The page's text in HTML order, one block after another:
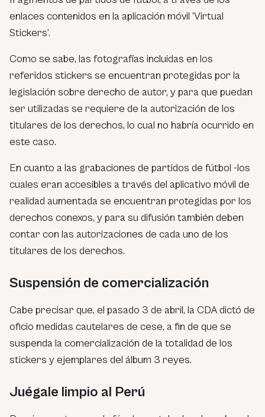
enlaces contenidos en la aplicación móvil ‘Virtual
Stickers’.
Como se sabe, las fotografías incluidas en los
referidos stickers se encuentran protegidas por la
legislación sobre derecho de autor, y para que puedan
ser utilizadas se requiere de la autorización de los
titulares de los derechos, lo cual no habría ocurrido en
este caso.
En cuanto a las grabaciones de partidos de fútbol -los
cuales eran accesibles a través del aplicativo móvil de
realidad aumentada se encuentran protegidas por los
derechos conexos, y para su difusión también deben
contar con las autorizaciones de cada uno de los
titulares de los derechos.
Suspensión de comercialización
Cabe precisar que, el pasado 3 de abril, la CDA dictó de
oficio medidas cautelares de cese, a fin de que se
suspenda la comercialización de la totalidad de los
stickers y ejemplares del álbum 3 reyes.
Juégale limpio al Perú